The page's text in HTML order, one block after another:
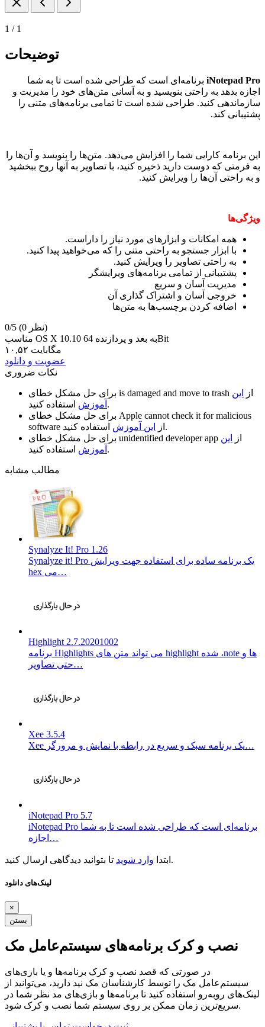
1 / 1
توضیحات
iNotepad Pro برنامه‌ای است که طراحی شده است تا به شما
اجازه بدهد به راحتی بنویسید و به آسانی متن‌های خود را مدیریت و
سازماندهی کنید. طراحی شده است تا تمامی برنامه‌های متنی را
پشتیبانی کند.
این برنامه کارایی شما را افزایش می‌دهد. متن‌ها را بنویسد و آن‌ها را
به فرمتی که دوست دارید ذخیره کنید، با تصاویر به آنها روح ببخشید
و به راحتی آن‌ها را ویرایش کنید.
ویژگی‌ها
همه امکانات و ابزار‌های مورد نیاز را داراست.
با ابزار جستجو به راحتی متنی را که می‌خواهید پیدا کنید.
به راحتی تصاویر را ویرایش کنید.
پشتیبانی از تمامی برنامه‌های ویرایشگر
مدیریت آسان و سریع
خروجی آسان و اشتراک گذاری آن
اضافه کردن برچسب‌ها به متن‌ها
0/5
(0 نظر)
مناسب OS X 10.10 به بعد و پردازنده 64Bit
۱۰,۵۲ مگابایت
عضویت و دانلود
نکات ضروری
is damaged and move to trash از
این
آموزش استفاده کنید.
Apple cannot check it for malicious
software
از این آموزش
استفاده کنید.
unidentified developer app از
این
آموزش استفاده کنید.
مطالب مشابه
Synalyze It! Pro 1.26
Synalyze it! Pro یک برنامه ساده برای استفاده جهت ویرایش
hex می…
Highlight 2.7.20201002
برنامه Highlights می تواند متن های highlight شده ،‌note ها و
حتی تصاویر…
Xee 3.5.4
Xee یک برنامه سبک و سریع در رابطه با نمایش و مرورگر…
iNotepad Pro 5.7
iNotepad Pro برنامه‌ای است که طراحی شده است تا به شما
اجازه…
ابتدا وارد شوید تا بتوانید دیدگاهی ارسال کنید.
لینک‌های دانلود
×
بستن
نصب و کرک برنامه‌های سیستم‌عامل مک
در صورتی که قصد نصب و کرک برنامه‌ها و یا بازی‌های
سیستم‌عامل مک را توسط کارشناسان مک نید دارید، می‌توانید از
لینک‌های رو‌به‌رو استفاده کنید تا برنامه‌ها و بازی‌های مد نظر شما در
سریع‌ترین زمان ممکن بر روی سیستم شما نصب و کرک شود.